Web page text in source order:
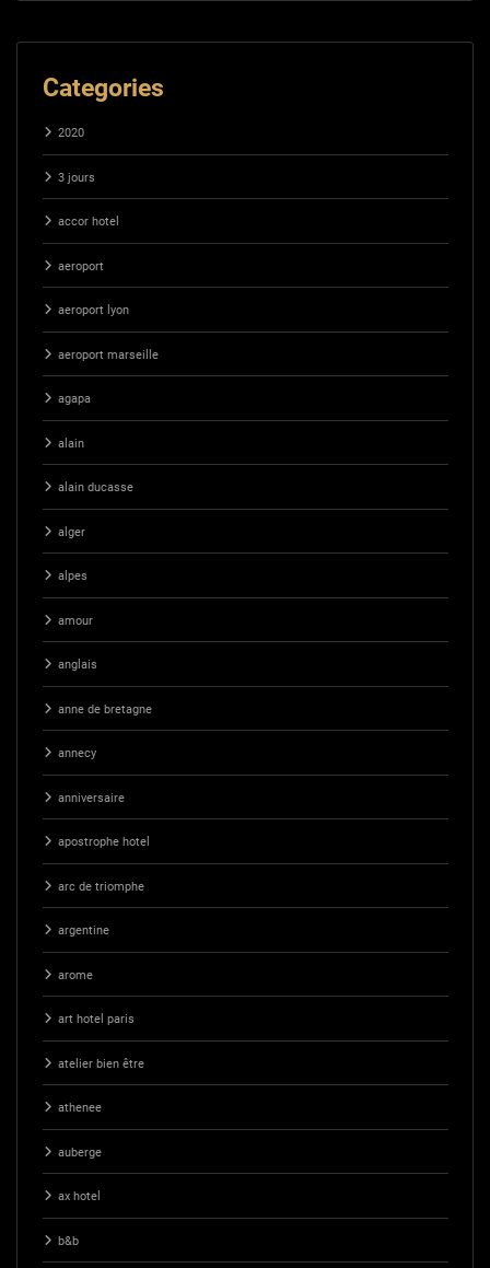
Categories
2020
3 jours
accor hotel
aeroport
aeroport lyon
aeroport marseille
agapa
alain
alain ducasse
alger
alpes
amour
anglais
anne de bretagne
annecy
anniversaire
apostrophe hotel
arc de triomphe
argentine
arome
art hotel paris
atelier bien être
athenee
auberge
ax hotel
b&b